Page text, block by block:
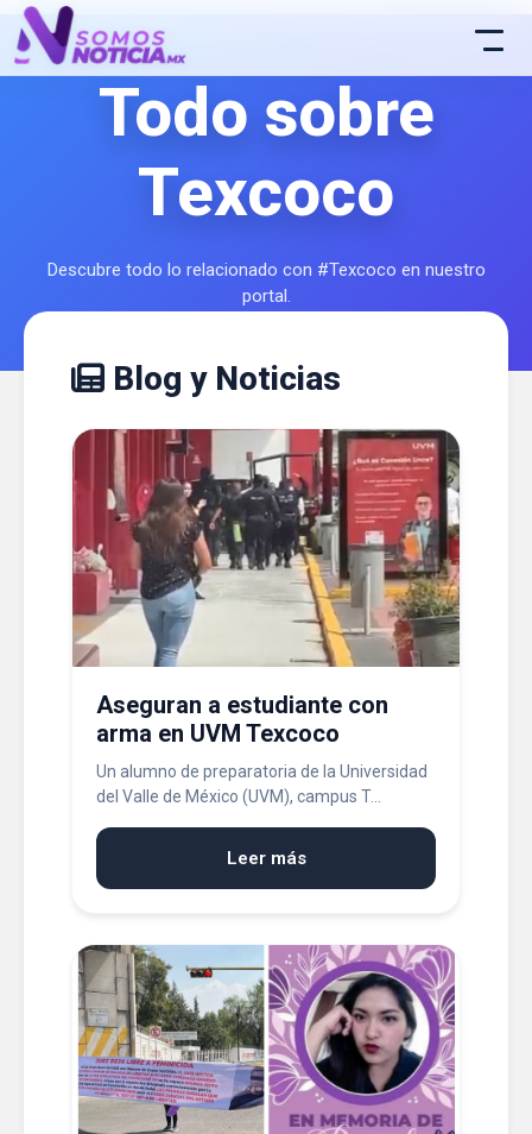
Todo sobre
Texcoco
Descubre todo lo relacionado con #Texcoco en nuestro
portal.
Blog y Noticias
Aseguran a estudiante con
arma en UVM Texcoco
Un alumno de preparatoria de la Universidad
del Valle de México (UVM), campus T...
Leer más